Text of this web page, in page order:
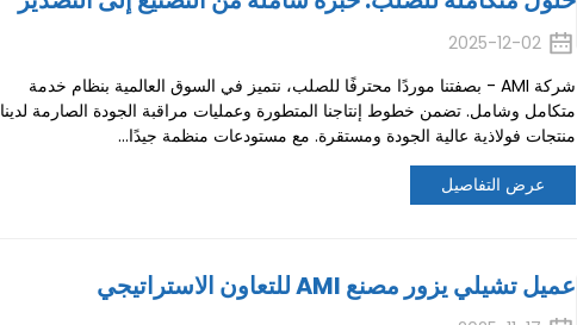
2025-12-02
شركة AMI - بصفتنا موردًا محترفًا للصلب، نتميز في السوق العالمية بنظام خدمة
متكامل وشامل. تضمن خطوط إنتاجنا المتطورة وعمليات مراقبة الجودة الصارمة لدينا
منتجات فولاذية عالية الجودة ومستقرة. مع مستودعات منظمة جيدًا...
عرض التفاصيل
عميل تشيلي يزور مصنع AMI للتعاون الاستراتيجي